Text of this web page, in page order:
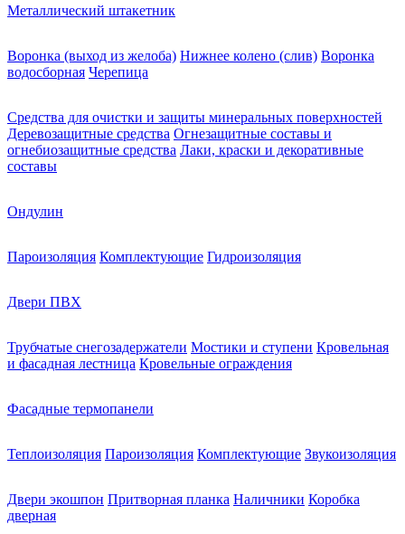
Металлический штакетник
Воронка (выход из желоба) Нижнее колено (слив) Воронка
водосборная Черепица
Средства для очистки и защиты минеральных поверхностей
Деревозащитные средства Огнезащитные составы и
огнебиозащитные средства Лаки, краски и декоративные
составы
Ондулин
Пароизоляция Комплектующие Гидроизоляция
Двери ПВХ
Трубчатые снегозадержатели Мостики и ступени Кровельная
и фасадная лестница Кровельные ограждения
Фасадные термопанели
Теплоизоляция Пароизоляция Комплектующие Звукоизоляция
Двери экошпон Притворная планка Наличники Коробка
дверная